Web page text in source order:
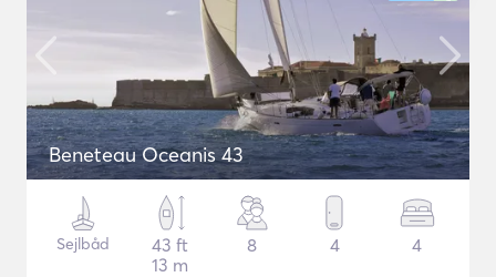
Beneteau Oceanis 43
Sejlbåd
43 ft
13 m
8 4 4